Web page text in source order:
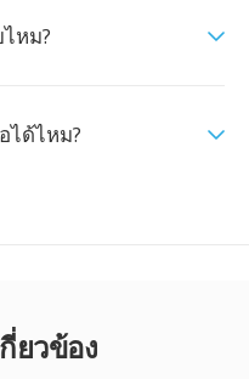
หม?
ด้ไหม?
ยวข้อง